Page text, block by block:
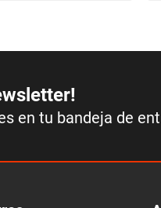
en tu bandeja de